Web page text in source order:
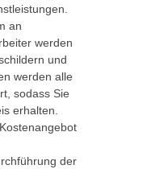
an
werden
und
werden alle
sodass Sie
erhalten.
der